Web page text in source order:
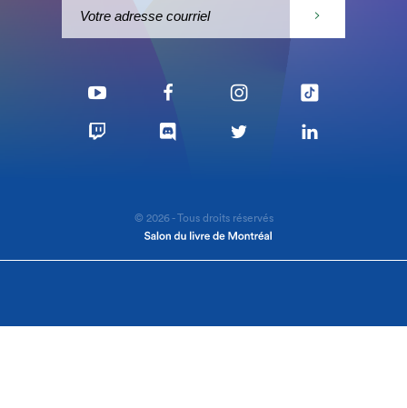
© 2026 - Tous droits réservés